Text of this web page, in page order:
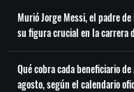
Murió Jorge Messi, el padre
su figura crucial en la carrera
Qué cobra cada beneficiario de
agosto, según el calendario